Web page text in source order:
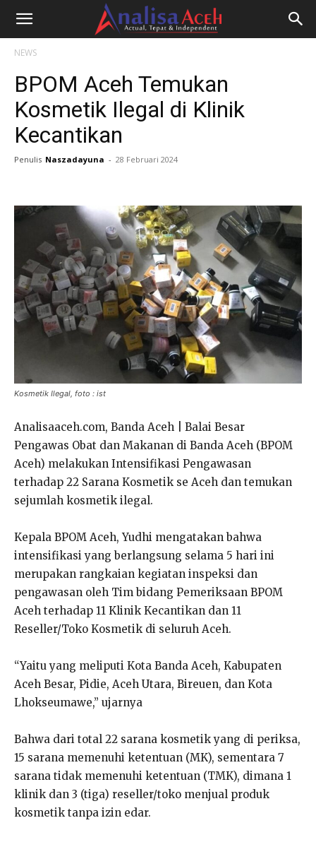
NEWS
BPOM Aceh Temukan
Kosmetik Ilegal di Klinik
Kecantikan
Penulis Naszadayuna - 28 Februari 2024
Kosmetik Ilegal, foto : ist
Analisaaceh.com, Banda Aceh | Balai Besar
Pengawas Obat dan Makanan di Banda Aceh (BPOM
Aceh) melakukan Intensifikasi Pengawasan
terhadap 22 Sarana Kosmetik se Aceh dan temukan
sejumlah kosmetik ilegal.
Kepala BPOM Aceh, Yudhi mengatakan bahwa
intensifikasi yang berlangsung selama 5 hari ini
merupakan rangkaian kegiatan inspeksi dan
pengawasan oleh Tim bidang Pemeriksaan BPOM
Aceh terhadap 11 Klinik Kecantikan dan 11
Reseller/Toko Kosmetik di seluruh Aceh.
“Yaitu yang meliputi Kota Banda Aceh, Kabupaten
Aceh Besar, Pidie, Aceh Utara, Bireuen, dan Kota
Lhokseumawe,” ujarnya
Bahwa dari total 22 sarana kosmetik yang di periksa,
15 sarana memenuhi ketentuan (MK), sementara 7
sarana tidak memenuhi ketentuan (TMK), dimana 1
klinik dan 3 (tiga) reseller/toko menjual produk
kosmetik tanpa izin edar.